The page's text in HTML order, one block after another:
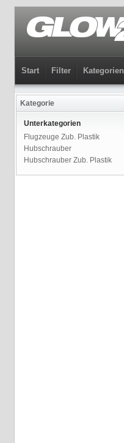
Start Filter Kategorien
Kategorie
Unterkategorien
Flugzeuge Zub. Plastik
Hubschrauber
Hubschrauber Zub. Plastik